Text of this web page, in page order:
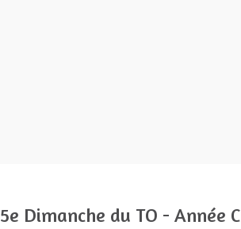
Dimanche du TO - Année C